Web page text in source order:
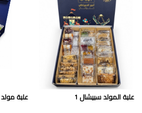
علبة المولد سبيشال 1 علبة